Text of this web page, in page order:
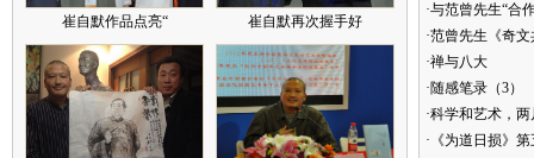
崔自默作品点亮“ 崔自默再次握手好
·与范曾先生“合
·范曾先生《奇
·禅与八大
·随感笔录（3）
·科学和艺术，
·《为道日损》